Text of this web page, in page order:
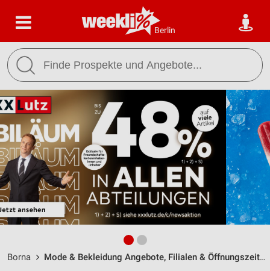
Berlin
Borna Mode & Bekleidung Angebote, Filialen & Öffnungszeiten